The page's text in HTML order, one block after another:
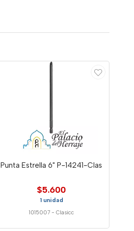
Punta Estrella 6" P-14241-Clas
$5.600
1 unidad
1015007 - Clasicc